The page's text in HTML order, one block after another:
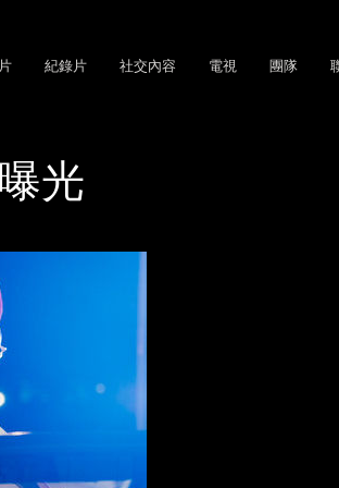
紀錄片 社交內容 電視 團隊
光